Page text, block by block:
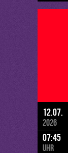
12.07.
2026
07:45
Uhr